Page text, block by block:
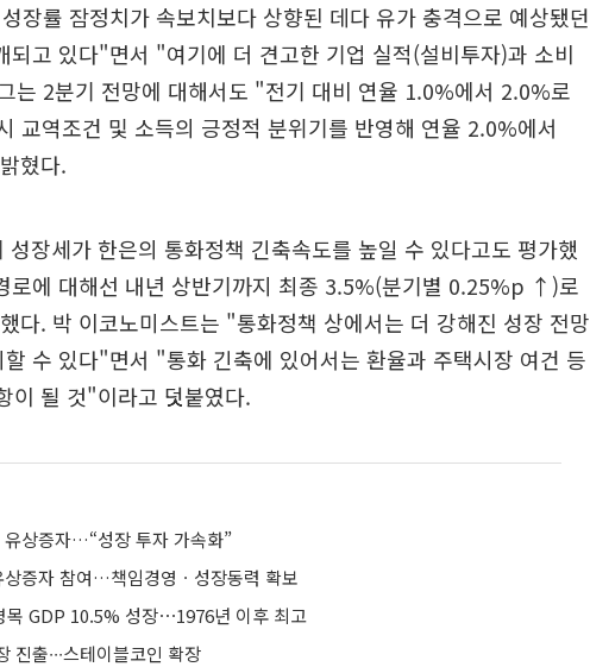
장률 잠정치가 속보치보다 상향된 데다 유가 충격으로 예상됐던
되고 있다"면서 "여기에 더 견고한 기업 실적(설비투자)과 소비
는 2분기 전망에 대해서도 "전기 대비 연율 1.0%에서 2.0%로
교역조건 및 소득의 긍정적 분위기를 반영해 연율 2.0%에서
혔다.
장세가 한은의 통화정책 긴축속도를 높일 수 있다고도 평가했
로에 대해선 내년 상반기까지 최종 3.5%(분기별 0.25%p ↑)로
다. 박 이코노미스트는 "통화정책 상에서는 더 강해진 성장 전망
수 있다"면서 "통화 긴축에 있어서는 환율과 주택시장 여건 등
이 될 것"이라고 덧붙였다.
상증자…“성장 투자 가속화”
증자 참여…책임경영ㆍ성장동력 확보
목 GDP 10.5% 성장⋯1976년 이후 최고
출∙∙∙스테이블코인 확장